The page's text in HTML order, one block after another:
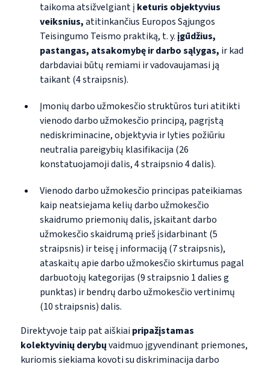
taikoma atsižvelgiant į keturis objektyvius
veiksnius,atitinkančius Europos Sąjungos
Teisingumo Teismo praktiką, t. y. įgūdžius,
pastangas, atsakomybę ir darbo sąlygas, ir kad
darbdaviai būtų remiami ir vadovaujamasi ją
taikant (4 straipsnis).
Įmonių darbo užmokesčio struktūros turi atitikti
vienodo darbo užmokesčio principą, pagrįstą
nediskriminacine, objektyvia ir lyties požiūriu
neutralia pareigybių klasifikacija (26
konstatuojamoji dalis, 4 straipsnio 4 dalis).
Vienodo darbo užmokesčio principas pateikiamas
kaip neatsiejama kelių darbo užmokesčio
skaidrumo priemonių dalis, įskaitant darbo
užmokesčio skaidrumą prieš įsidarbinant (5
straipsnis) ir teisę į informaciją (7 straipsnis),
ataskaitų apie darbo užmokesčio skirtumus pagal
darbuotojų kategorijas (9 straipsnio 1 dalies g
punktas) ir bendrų darbo užmokesčio vertinimų
(10 straipsnis) dalis.
Direktyvoje taip pat aiškiai pripažįstamas
kolektyvinių derybųvaidmuo įgyvendinant priemones,
kuriomis siekiama kovoti su diskriminacija darbo